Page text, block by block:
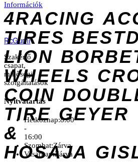
Információk
4RACING
TIRES
LION
WHEELS
COIN
TIRE GEYER
&
HOSAJA
RcGumi
Szakértő
csapat,
minőségi
szolgáltatások
Nyitvatartás
Hétköznap:8:00
-
16:00
Szombat:Zárva
Vasárnap:Zárva